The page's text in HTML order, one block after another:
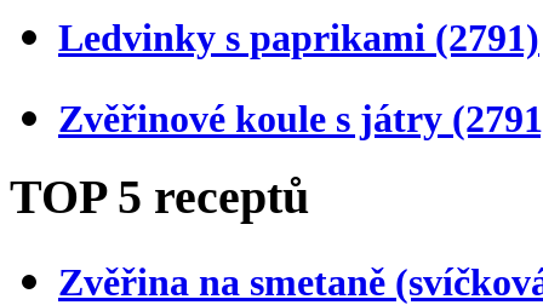
Ledvinky s paprikami (2791)
Zvěřinové koule s játry
TOP 5 receptů
Zvěřina na smetaně